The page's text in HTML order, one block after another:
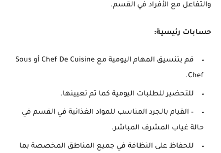
والتفاعل مع الأفراد في القسم.
حسابات رئيسية:
قم بتنسيق المهام اليومية مع Chef De Cuisine أو Sous
Chef.
للتحضير للطلبات اليومية كما تم تعيينها.
– القيام بالجرد المناسب للمواد الغذائية في القسم في
حالة غياب المشرف المباشر.
للحفاظ على النظافة في جميع المناطق المخصصة بما